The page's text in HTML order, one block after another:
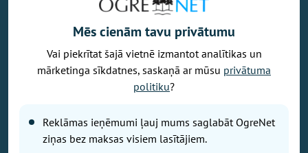
Vēlaties izteikt savu viedokli par portālu? Pamanījāt kļūdu? Ir
problēma, ko vēlaties apspriest publiski? Vēlaties iesūtīt rakstu par
Jums aktuālu tēmu? Varbūt Jums vajadzīgs padoms? Rakstiet uz
Izdevējs: SIA "Ogres Balss".
Mēs cienām tavu privātumu
Vai piekrītat šajā vietnē izmantot analītikas un
mārketinga sīkdatnes, saskaņā ar mūsu privātuma
politiku?
Reklāmas ieņēmumi ļauj mums saglabāt OgreNet
ziņas bez maksas visiem lasītājiem.